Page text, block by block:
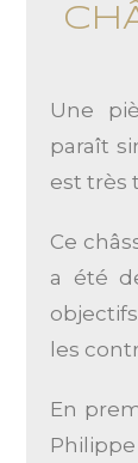
Une
paraît
est très
Ce
a été
les
En